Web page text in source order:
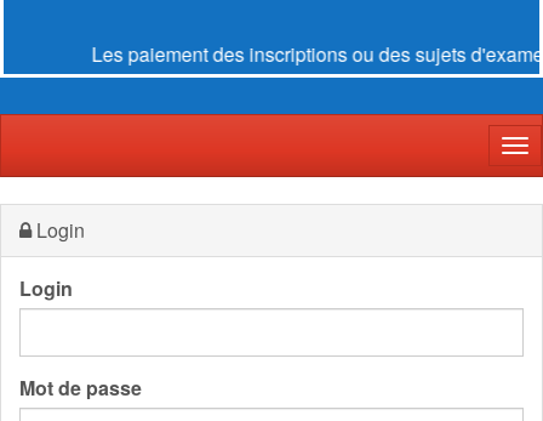
Les paiement des inscriptions ou des sujets d'examen
Login
Login
Mot de passe